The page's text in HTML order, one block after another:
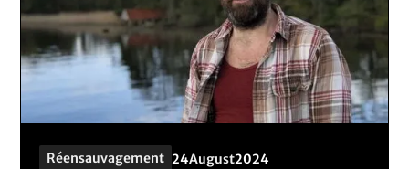
Réensauvagement 24August2024